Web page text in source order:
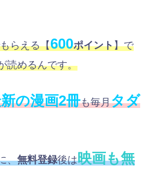
らえる【600ポイント】で
読めるんです。
の漫画2冊も毎月タダ
、無料登録後は映画も無